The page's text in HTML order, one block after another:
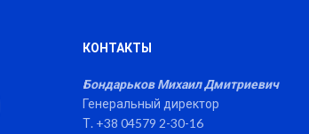
КОНТАКТЫ
Бондарьков Михаил Дмитриевич
Генеральный директор
Т. +38 04579 2-30-16